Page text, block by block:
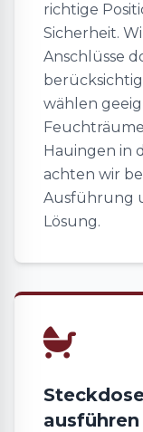
richtige
Sicherheit.
Anschlüsse
wählen
Hauingen in
achten wir
Ausführung
Lösung.
ausführen